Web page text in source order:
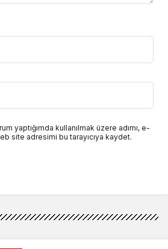
yaptığımda kullanılmak üzere adımı, e-
site adresimi bu tarayıcıya kaydet.